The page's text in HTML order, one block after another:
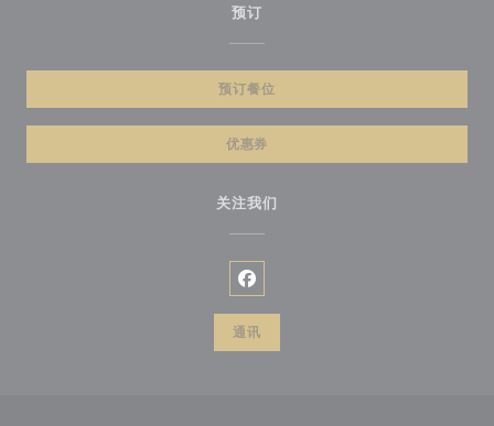
预订
预订餐位
优惠券
关注我们
Facebook ((在新窗口中打开))
通讯